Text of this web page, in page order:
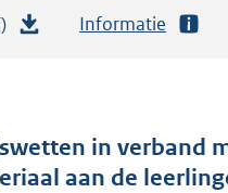
a
n
Informatie
in verband
aan de